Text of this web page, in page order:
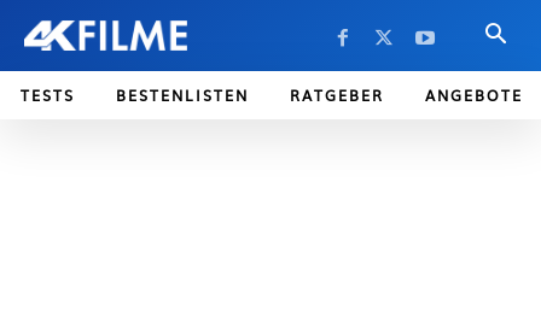
TESTS BESTENLISTEN RATGEBER ANGEBOTE